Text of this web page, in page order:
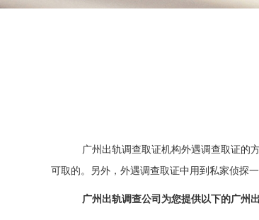
广州出轨调查取证机构外遇调查取证的
可取的。另外，外遇调查取证中用到私家侦探
广州出轨调查公司为您提供以下的广州